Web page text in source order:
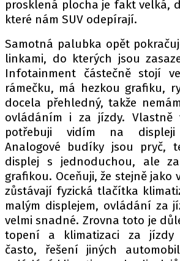
prosklená plocha je fakt velká,
které nám SUV odepírají.
Samotná palubka opět
linkami, do kterých jsou
Infotainment částečně stojí
rámečku, má hezkou grafiku,
docela přehledný, takže
ovládáním i za jízdy. Vlastně
potřebuji vidím na
Analogové budíky jsou pryč,
displej s jednoduchou, ale
grafikou. Oceňuji, že stejně jako
zůstávají fyzická tlačítka
malým displejem, ovládání za
velmi snadné. Zrovna toto je
topení a klimatizaci za jízdy
často, řešení jiných